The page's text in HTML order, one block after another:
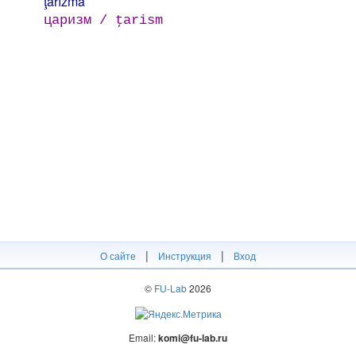
царизм / ţarism
О сайте | Инструкция | Вход
© FU-Lab2026
Email:komi@fu-lab.ru